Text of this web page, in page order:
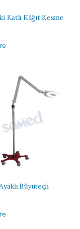
Katlı Kâğıt Kesme
Büyüteçli